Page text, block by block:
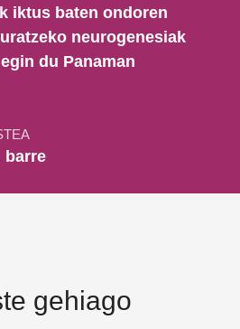
iktus baten ondoren
neurogenesiak
du Panaman
barre
gehiago